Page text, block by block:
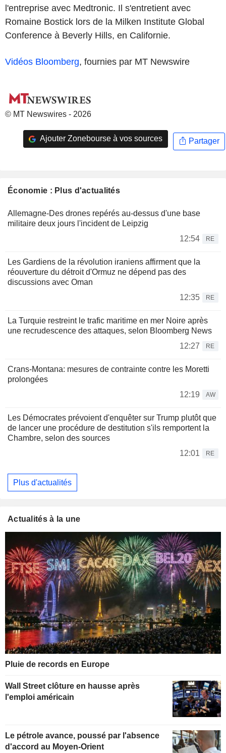
l'entreprise avec Medtronic. Il s'entretient avec
Romaine Bostick lors de la Milken Institute Global
Conference à Beverly Hills, en Californie.
Vidéos Bloomberg, fournies par MT Newswire
© MT Newswires - 2026
Ajouter Zonebourse à vos sources Partager
Économie : Plus d'actualités
Allemagne-Des drones repérés au-dessus d'une base
militaire deux jours l'incident de Leipzig
12:54
RE
Les Gardiens de la révolution iraniens affirment que la
réouverture du détroit d'Ormuz ne dépend pas des
discussions avec Oman
12:35
RE
La Turquie restreint le trafic maritime en mer Noire après
une recrudescence des attaques, selon Bloomberg News
12:27
RE
Crans-Montana: mesures de contrainte contre les Moretti
prolongées
12:19
AW
Les Démocrates prévoient d'enquêter sur Trump plutôt que
de lancer une procédure de destitution s'ils remportent la
Chambre, selon des sources
12:01
RE
Plus d'actualités
Actualités à la une
Pluie de records en Europe
Wall Street clôture en hausse après
l'emploi américain
Le pétrole avance, poussé par l'absence
d'accord au Moyen-Orient